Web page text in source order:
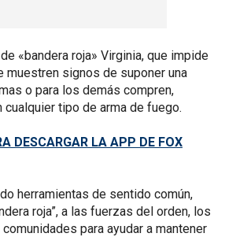
«bandera roja» Virginia, que impide
muestren signos de suponer una
o para los demás compren,
tipo de arma de fuego.
DESCARGAR LA APP DE FOX
herramientas de sentido común,
roja”, a las fuerzas del orden, los
para ayudar a mantener